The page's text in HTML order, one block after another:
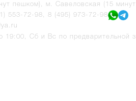
пешком), м. Савеловская (15
553-72-98
8 (495) 973-72-98
19:00, Сб и Вс по предварительной